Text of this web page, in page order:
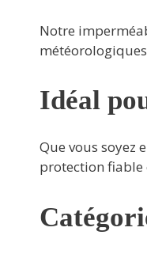
Notre
Idéal
Que vous soyez
protection fiable